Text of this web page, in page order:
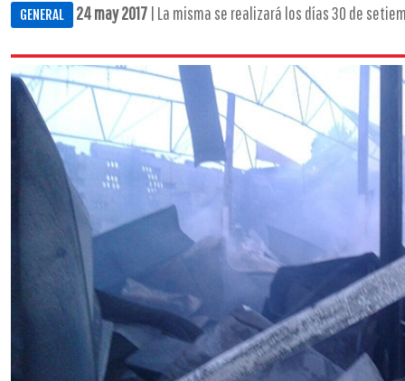
GENERAL 24 may 2017 | La misma se realizará los días 30 de